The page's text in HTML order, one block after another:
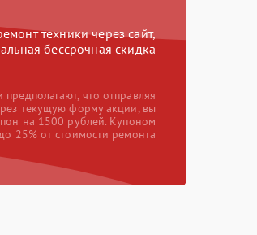
техники через сайт,
бессрочная скидка
предполагают, что отправляя
текущую форму акции, вы
на 1500 рублей. Купоном
25% от стоимости ремонта